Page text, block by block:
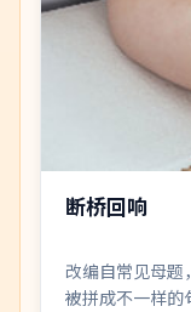
断桥回响
改编自常见母题
被拼成不一样的